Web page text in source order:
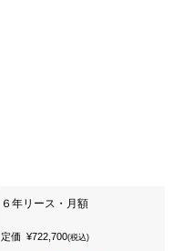
６年リース・月額
定価 ¥722,700(税込)